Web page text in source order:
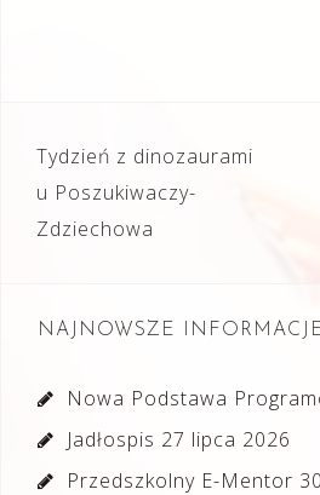
Nawigacja
wpisu
Tydzień z dinozaurami
u Poszukiwaczy-
Zdziechowa
NAJNOWSZE
Nowa Podstawa
Jadłospis 27 lipca 2026
Przedszkolny E-Mentor